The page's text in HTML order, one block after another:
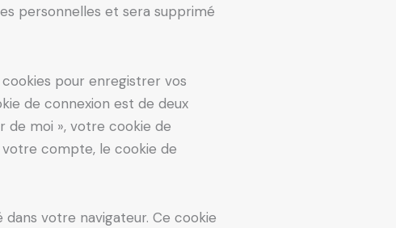
personnelles et sera supprimé
pour enregistrer vos
de connexion est de deux
de moi », votre cookie de
votre compte, le cookie de
votre navigateur. Ce cookie